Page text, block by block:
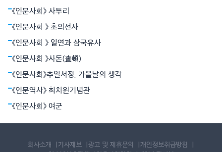
공간개념으로서의 중력 등 혁명적
《인문사회》 사투리
《인문사회 》 초의선사
《인문사회 》 일연과 삼국유사
《인문사회 》사돈(査頓)
《인문사회》추일서정, 가을날의 생각
《인문역사》 최치원기념관
《인문사회》 여군
회사소개 기사제보 광고 및 제휴문의
개인정보취급방침